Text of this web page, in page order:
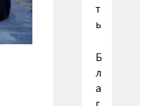
т
ь
Б
л
а
г